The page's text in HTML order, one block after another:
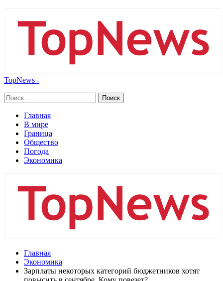
TopNews -
Главная
В мире
Граница
Общество
Погода
Экономика
Главная
Экономика
Зарплаты некоторых категорий бюджетников хотят